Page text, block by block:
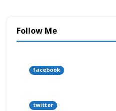
Follow Me
facebook
twitter